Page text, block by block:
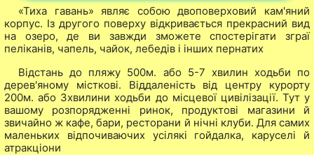
«Тиха гавань» являє собою двоповерховий кам'яний
корпус. Із другого поверху відкривається прекрасний вид
на озеро, де ви завжди зможете спостерігати зграї
пеліканів, чапель, чайок, лебедів і інших пернатих
Відстань до пляжу 500м. або 5-7 хвилин ходьби по
дерев'яному місткові. Віддаленість від центру курорту
200м. або 3хвилини ходьби до місцевої цивілізації. Тут у
вашому розпорядженні ринок, продуктові магазини й
звичайно ж кафе, бари, ресторани й нічні клуби. Для самих
маленьких відпочиваючих усілякі гойдалка, каруселі й
атракціони